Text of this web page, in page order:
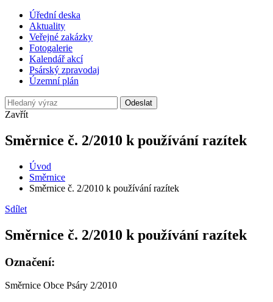
Úřední deska
Aktuality
Veřejné zakázky
Fotogalerie
Kalendář akcí
Psárský zpravodaj
Územní plán
Odeslat
Zavřít
Směrnice č. 2/2010 k používání razítek
Úvod
Směrnice
Směrnice č. 2/2010 k používání razítek
Sdílet
Směrnice č. 2/2010 k používání razítek
Označení:
Směrnice Obce Psáry 2/2010